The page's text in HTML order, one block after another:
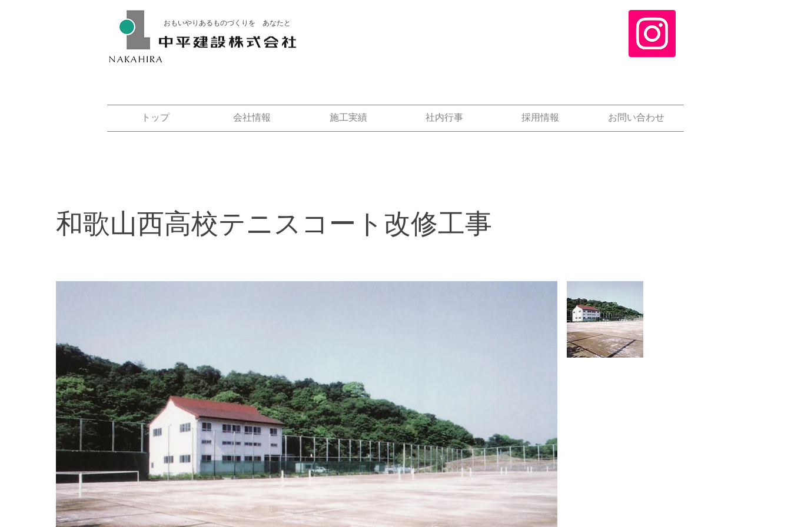
おもいやりあるものづくりを あなたと
トップ 会社情報 施工実績 社内行事 採用情報 お問い合わせ
和歌山西高校テニスコート改修工事